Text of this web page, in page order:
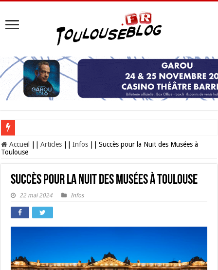
Les Nocturnes de la Cité de l’espace 2026 : l’événement incontournable de
Accueil Articles Infos
Succès pour la Nuit des Musées à
Toulouse
Succès pour la Nuit des Musées à Toulouse
22 mai 2024 Infos